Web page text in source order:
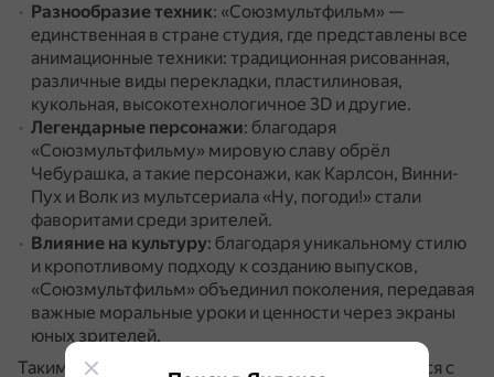
Разнообразие техник: «Союзмультфильм» —
единственная в стране студия, где представлены все
анимационные техники: традиционная рисованная,
различные виды перекладки, пластилиновая,
кукольная, высокотехнологичное 3D и другие.
Легендарные персонажи: благодаря
«Союзмультфильму» мировую славу обрёл
Чебурашка, а такие персонажи, как Карлсон, Винни-
Пух и Волк из мультсериала «Ну, погоди!» стали
фаворитами среди зрителей.
Влияние на культуру: благодаря уникальному стилю
и кропотливому подходу к созданию выпусков,
«Союзмультфильм» объединил поколения, передавая
важные моральные уроки и ценности через экраны
юных зрителей.
Таким образом, «Союзмультфильм» ассоциируется с